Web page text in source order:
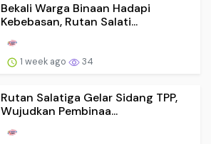
Bekali Warga Binaan Hadapi
Kebebasan, Rutan Salati...
1 week ago 34
Rutan Salatiga Gelar Sidang TPP,
Wujudkan Pembinaa...